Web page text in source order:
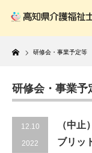
Home
研修会・事業予定等
研修会・事業予
12.10
2022
（中
ブリッ